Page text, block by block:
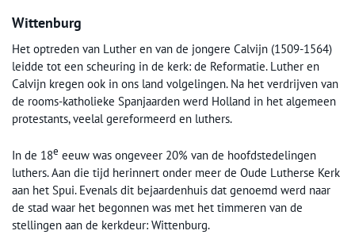
Wittenburg
Het optreden van Luther en van de jongere Calvijn (1509-1564)
leidde tot een scheuring in de kerk: de Reformatie. Luther en
Calvijn kregen ook in ons land volgelingen. Na het verdrijven van
de rooms-katholieke Spanjaarden werd Holland in het algemeen
protestants, veelal gereformeerd en luthers.
In de 18e eeuw was ongeveer 20% van de hoofdstedelingen
luthers. Aan die tijd herinnert onder meer de Oude Lutherse Kerk
aan het Spui. Evenals dit bejaardenhuis dat genoemd werd naar
de stad waar het begonnen was met het timmeren van de
stellingen aan de kerkdeur: Wittenburg.